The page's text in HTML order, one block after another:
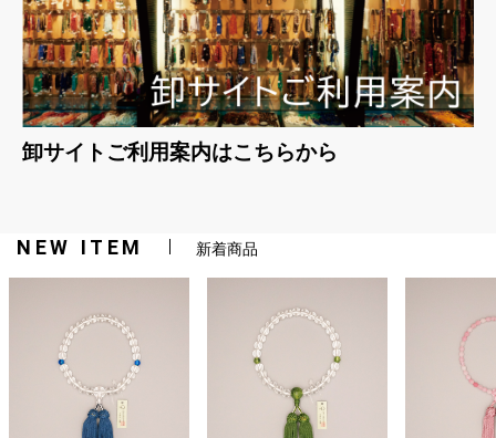
卸サイトご利用案内はこちらから
NEW ITEM 新着商品